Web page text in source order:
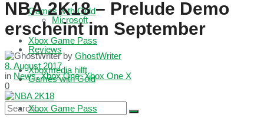
Games with Gold
Xbox Game Pass
Xboxmedia hilft
Microsoft
Reviews
Games with Gold
Xbox Game Pass
NBA 2K18 – Prelude Demo
erscheint im September
by GhostWriter
8. August 2017
in News,Xbox One,Xbox One X
0